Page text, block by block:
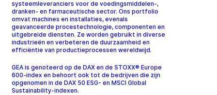
systeemleveranciers voor de voedingsmiddelen-,
dranken- en farmaceutische sector. Ons portfolio
omvat machines en installaties, evenals
geavanceerde procestechnologie, componenten en
uitgebreide diensten. Ze worden gebruikt in diverse
industrieën en verbeteren de duurzaamheid en
efficiëntie van productieprocessen wereldwijd.
GEA is genoteerd op de DAX en de STOXX® Europe
600-index en behoort ook tot de bedrijven die zijn
opgenomen in de DAX 50 ESG- en MSCI Global
Sustainability-indexen.